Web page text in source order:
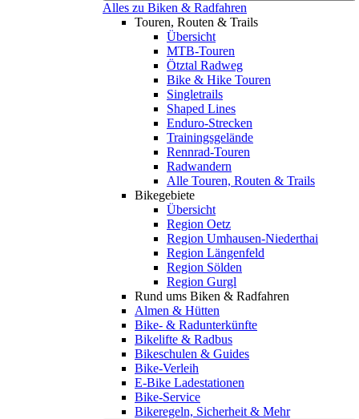
Alles zu Biken & Radfahren
Touren, Routen & Trails
Übersicht
MTB-Touren
Ötztal Radweg
Bike & Hike Touren
Singletrails
Shaped Lines
Enduro-Strecken
Trainingsgelände
Rennrad-Touren
Radwandern
Alle Touren, Routen & Trails
Bikegebiete
Übersicht
Region Oetz
Region Umhausen-Niederthai
Region Längenfeld
Region Sölden
Region Gurgl
Rund ums Biken & Radfahren
Almen & Hütten
Bike- & Radunterkünfte
Bikelifte & Radbus
Bikeschulen & Guides
Bike-Verleih
E-Bike Ladestationen
Bike-Service
Bikeregeln, Sicherheit & Mehr